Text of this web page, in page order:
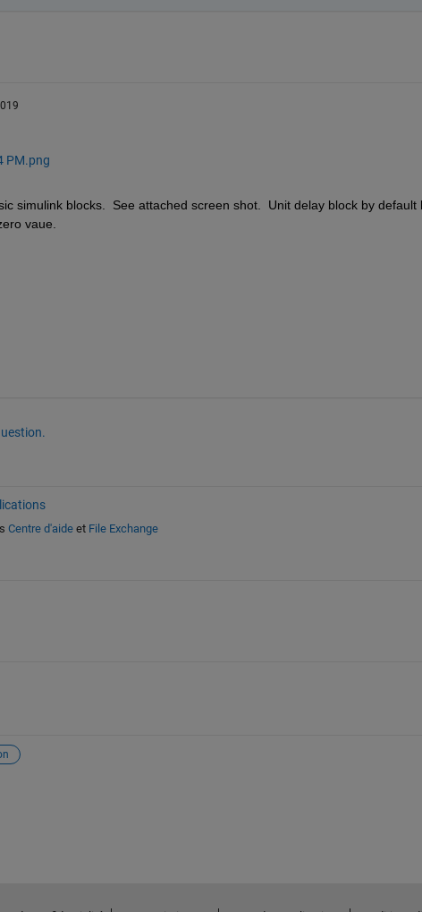
PM.png
simulink blocks.  See attached screen shot.  Unit delay block by default
vaue.
Centre d'aideet File Exchange